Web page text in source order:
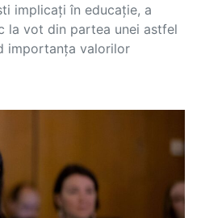
implicați în educație, a
la vot din partea unei astfel
importanța valorilor